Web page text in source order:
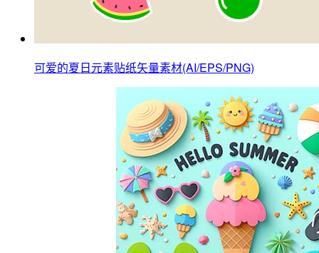
可爱的夏日元素贴纸矢量素材(AI/EPS/PNG)